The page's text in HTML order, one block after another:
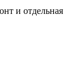
и отдельная